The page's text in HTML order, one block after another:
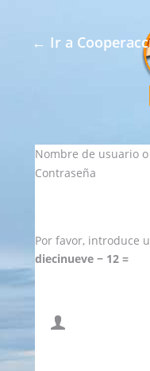
Nombre de usuario
Contraseña
Por favor, introduce
diecinueve − 12 =
← Ir a